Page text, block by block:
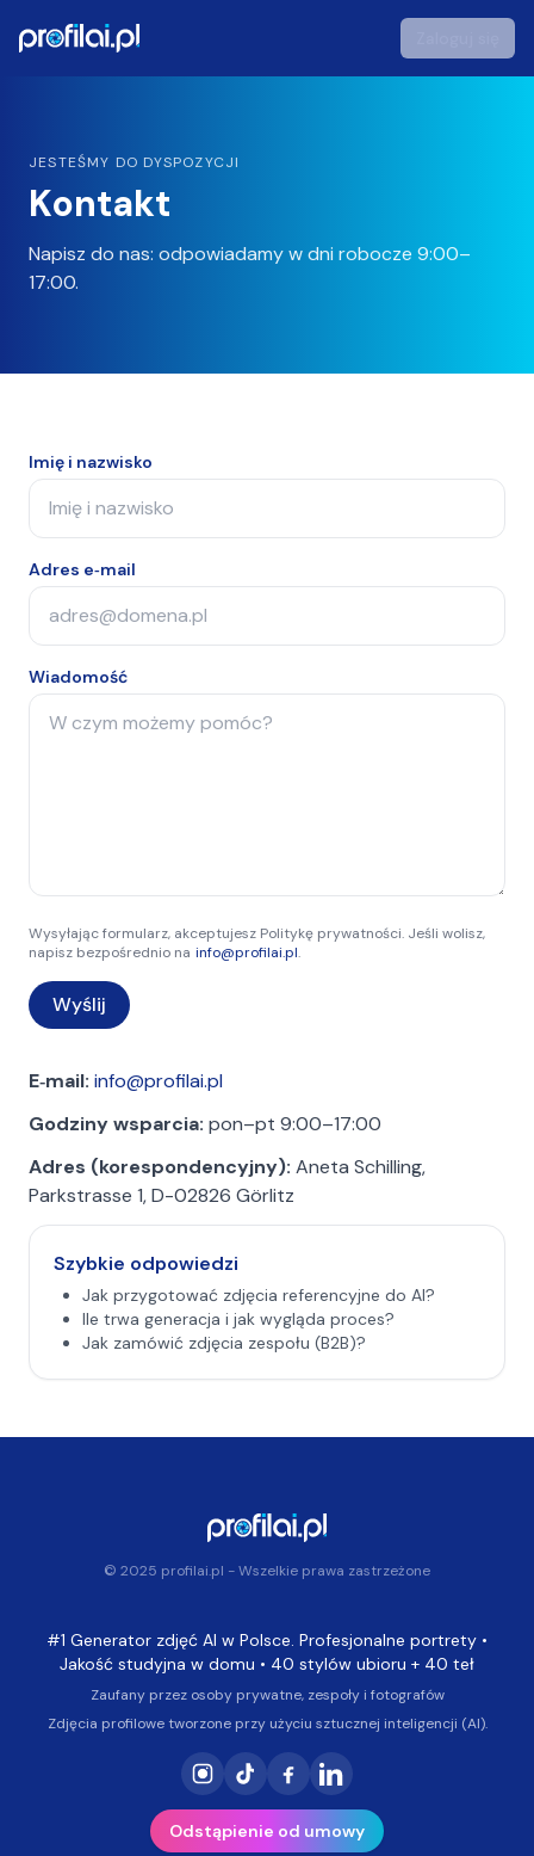
profilai - Studio Zdjęć Portretowych AI
JESTEŚMY DO DYSPOZYCJI
Kontakt
Napisz do nas: odpowiadamy w dni robocze 9:00–
17:00.
Imię i nazwisko
Adres e‑mail
Wiadomość
Wysyłając formularz, akceptujesz Politykę prywatności. Jeśli wolisz,
napisz bezpośrednio na info@profilai.pl.
Wyślij
E‑mail: info@profilai.pl
Godziny wsparcia: pon–pt 9:00–17:00
Adres (korespondencyjny): Aneta Schilling,
Parkstrasse 1, D-02826 Görlitz
Szybkie odpowiedzi
Jak przygotować zdjęcia referencyjne do AI?
Ile trwa generacja i jak wygląda proces?
Jak zamówić zdjęcia zespołu (B2B)?
© 2025 profilai.pl - Wszelkie prawa zastrzeżone
#1 Generator zdjęć AI w Polsce. Profesjonalne portrety •
Jakość studyjna w domu • 40 stylów ubioru + 40 teł
Zaufany przez osoby prywatne, zespoły i fotografów
Zdjęcia profilowe tworzone przy użyciu sztucznej inteligencji (AI).
Odstąpienie od umowy